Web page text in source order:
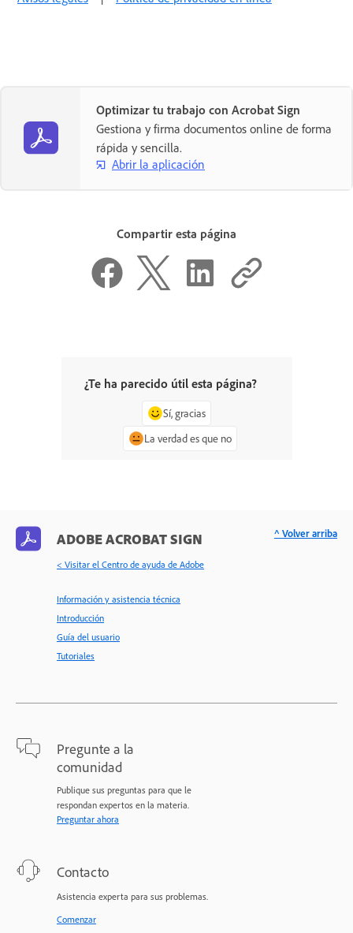
Optimizar tu trabajo con Acrobat Sign
Gestiona y firma documentos online de forma
rápida y sencilla.
Abrir la aplicación
Compartir esta página
¿Te ha parecido útil esta página?
Sí, gracias
La verdad es que no
ADOBE ACROBAT SIGN
< Visitar el Centro de ayuda de Adobe
Información y asistencia técnica
Introducción
Guía del usuario
Tutoriales
Pregunte a la
comunidad
Publique sus preguntas para que le
respondan expertos en la materia.
Preguntar ahora
Contacto
Asistencia experta para sus problemas.
Comenzar
^ Volver arriba